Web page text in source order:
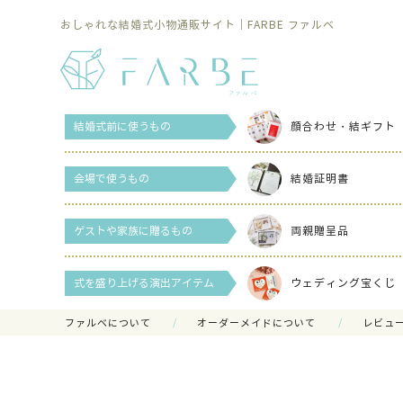
おしゃれな結婚式小物通販サイト｜FARBE ファルベ
結婚式前に使うもの 顔合わせ・結ギフト
会場で使うもの 結婚証明書
ゲストや家族に贈るもの 両親贈呈品
式を盛り上げる演出アイテム ウェディング宝くじ
ファルべについて オーダーメイドについて レビュ